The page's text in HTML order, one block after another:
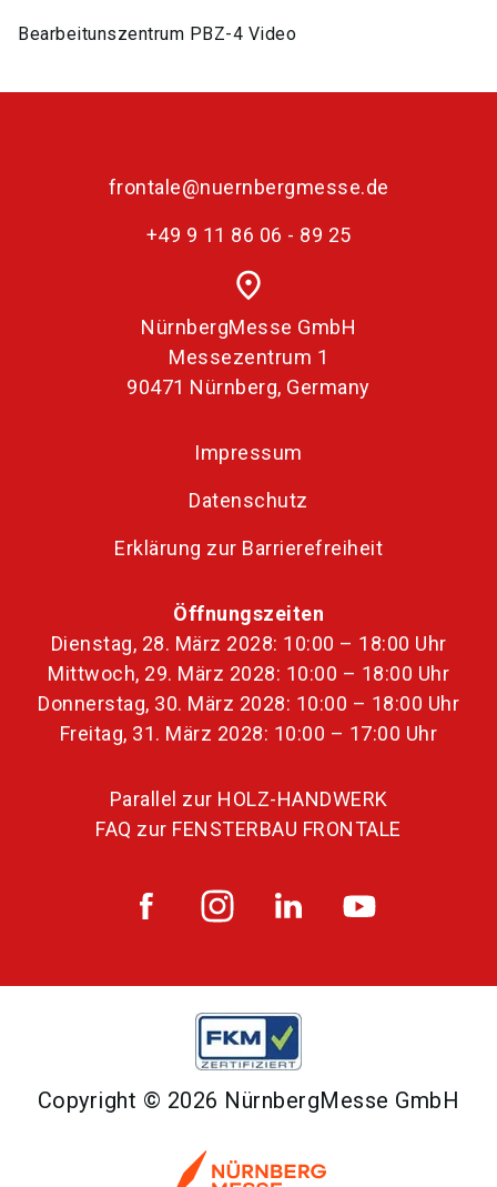
Bearbeitunszentrum PBZ-4 Video
frontale@nuernbergmesse.de
+49 9 11 86 06 - 89 25
place
NürnbergMesse GmbH
Messezentrum 1
90471 Nürnberg, Germany
Impressum
Datenschutz
Erklärung zur Barrierefreiheit
Öffnungszeiten
Dienstag, 28. März 2028: 10:00 – 18:00 Uhr
Mittwoch, 29. März 2028: 10:00 – 18:00 Uhr
Donnerstag, 30. März 2028: 10:00 – 18:00 Uhr
Freitag, 31. März 2028: 10:00 – 17:00 Uhr
Parallel zur HOLZ-HANDWERK
FAQ zur FENSTERBAU FRONTALE
Copyright © 2026 NürnbergMesse GmbH